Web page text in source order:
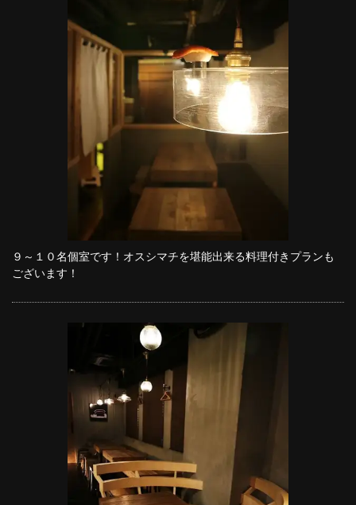
９～１０名個室です！オスシマチを堪能出来る料理付きプランも
ございます！